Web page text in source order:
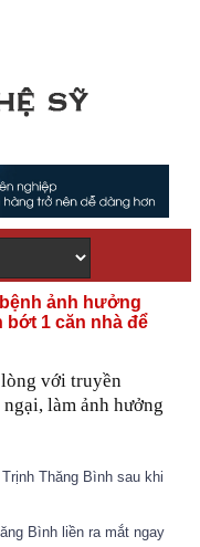
ảnh hưởng
bớt 1 căn nhà để
với truyền
làm ảnh hưởng
Thăng Bình sau khi
Bình liền ra mắt ngay